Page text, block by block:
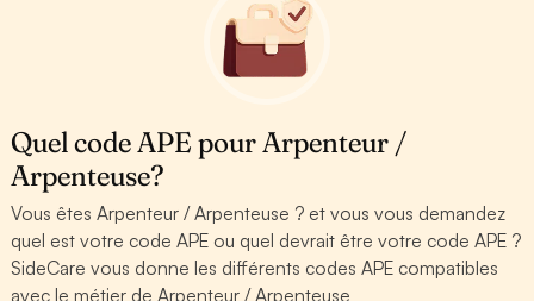
Quel code APE pour Arpenteur /
Arpenteuse?
Vous êtes Arpenteur / Arpenteuse ? et vous vous demandez
quel est votre code APE ou quel devrait être votre code APE ?
SideCare vous donne les différents codes APE compatibles
avec le métier de Arpenteur / Arpenteuse